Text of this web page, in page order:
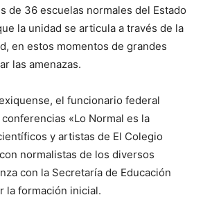
de 36 escuelas normales del Estado
la unidad se articula a través de la
en estos momentos de grandes
las amenazas.
el funcionario federal
«Lo Normal es la
y artistas de El Colegio
normalistas de los diversos
con la Secretaría de Educación
la formación inicial.